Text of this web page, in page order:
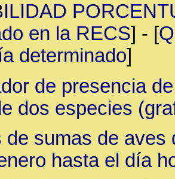
en la RECS] - [
determinado]
de presencia
dos especies
de sumas de
hasta el día